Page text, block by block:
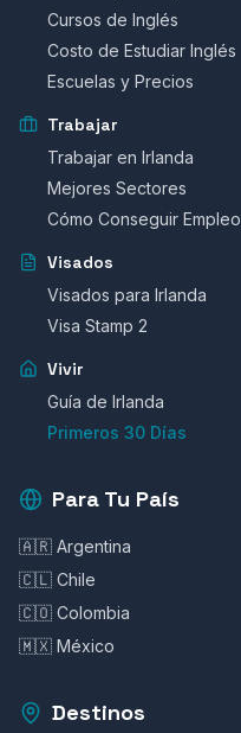
Cursos de Inglés
Costo de Estudiar Inglés
Escuelas y Precios
Trabajar
Trabajar en Irlanda
Mejores Sectores
Cómo Conseguir Empleo
Visados
Visados para Irlanda
Visa Stamp 2
Vivir
Guía de Irlanda
Primeros 30 Días
Para Tu País
🇦🇷 Argentina
🇨🇱 Chile
🇨🇴 Colombia
🇲🇽 México
Destinos